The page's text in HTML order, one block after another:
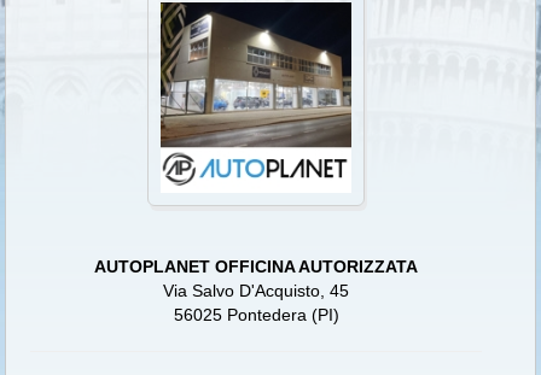
AUTOPLANET OFFICINA AUTORIZZATA
Via Salvo D'Acquisto, 45
56025 Pontedera (PI)